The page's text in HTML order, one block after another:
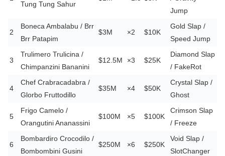
Tung Tung Sahur
Jump
2
Boneca Ambalabu / Brr
Brr Patapim
$3M ×2 $10K
Gold Slap /
Speed Jump
3
Trulimero Trulicina /
Chimpanzini Bananini
$12.5M ×3 $25K
Diamond Slap
/ FakeRot
4
Chef Crabracadabra /
Glorbo Fruttodillo
$35M ×4 $50K
Crystal Slap /
Ghost
5
Frigo Camelo /
Orangutini Ananassini
$100M ×5 $100K
Crimson Slap
/ Freeze
6
Bombardiro Crocodilo /
Bombombini Gusini
$250M ×6 $250K
Void Slap /
SlotChanger